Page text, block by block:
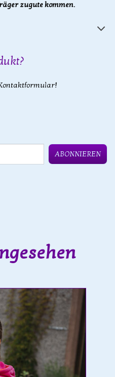
zugute kommen.
ABONNIEREN